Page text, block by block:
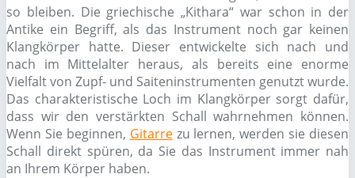
so bleiben. Die griechische „Kithara“ war schon in der
Antike ein Begriff, als das Instrument noch gar keinen
Klangkörper hatte. Dieser entwickelte sich nach und
nach im Mittelalter heraus, als bereits eine enorme
Vielfalt von Zupf- und Saiteninstrumenten genutzt wurde.
Das charakteristische Loch im Klangkörper sorgt dafür,
dass wir den verstärkten Schall wahrnehmen können.
Wenn Sie beginnen, Gitarrezu lernen, werden sie diesen
Schall direkt spüren, da Sie das Instrument immer nah
an Ihrem Körper haben.